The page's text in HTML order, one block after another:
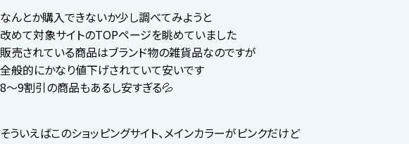
なんとか購入できないか少し調べてみようと
改めて対象サイトのTOPページを眺めていました
販売されている商品はブランド物の雑貨品なのですが
全般的にかなり値下げされていて安いです
8〜9割引の商品もあるし安すぎる💦
そういえばこのショッピングサイト、メインカラーがピンクだけど